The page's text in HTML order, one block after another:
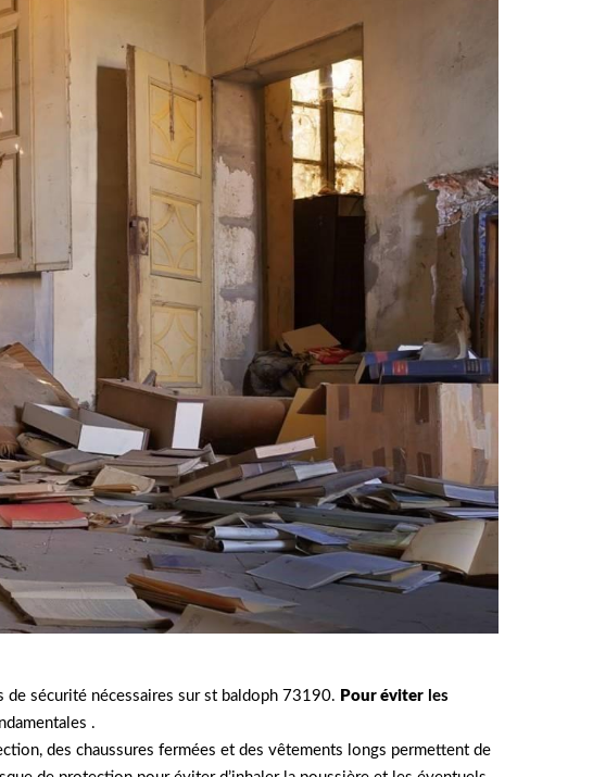
de sécurité nécessaires sur st baldoph 73190. Pour éviter les
.
des chaussures fermées et des vêtements longs permettent de